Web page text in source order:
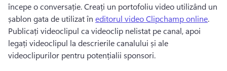
începe o conversație. Creați un portofoliu video utilizând un
șablon gata de utilizat în editorul video Clipchamp online
Publicați videoclipul ca videoclip nelistat pe canal, apoi
legați videoclipul la descrierile canalului și ale
videoclipurilor pentru potențialii sponsori.